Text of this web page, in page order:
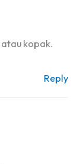
kopak.
Reply